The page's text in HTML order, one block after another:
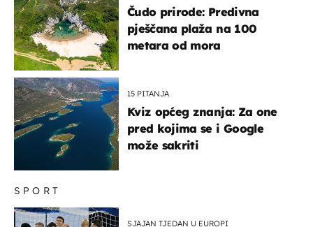
SPORT
SJAJAN TJEDAN U EUROPI
Čudo prirode: Predivna
pješčana plaža na 100
metara od mora
15 PITANJA
Kviz općeg znanja: Za one
pred kojima se i Google
može sakriti